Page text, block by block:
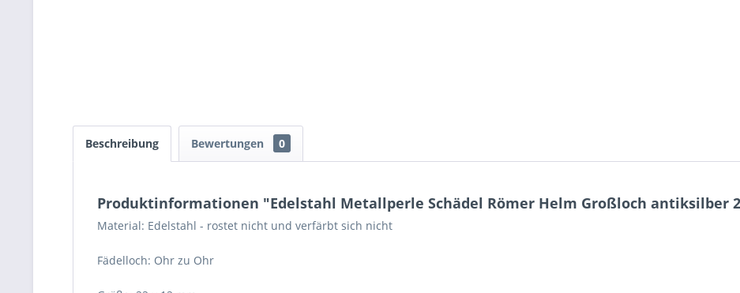
Beschreibung Bewertungen 0
Produktinformationen "Edelstahl Metallperle Schädel Römer Helm Großloch antiksilber
Material: Edelstahl - rostet nicht und verfärbt sich nicht
Fädelloch: Ohr zu Ohr